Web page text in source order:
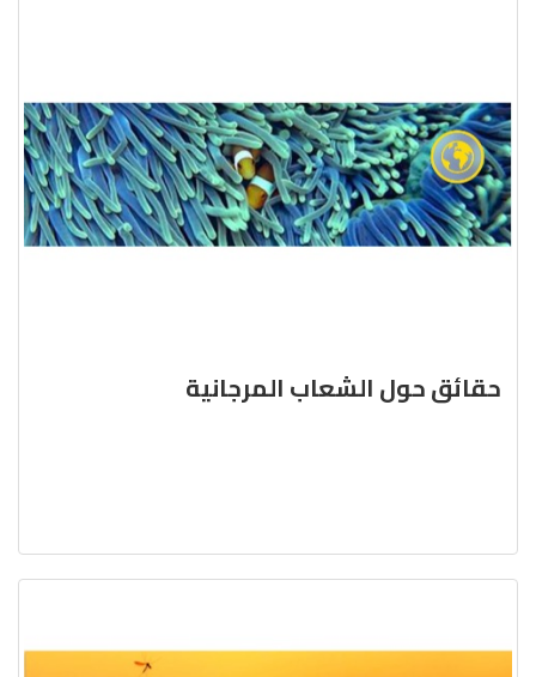
حقائق حول الشعاب المرجانية